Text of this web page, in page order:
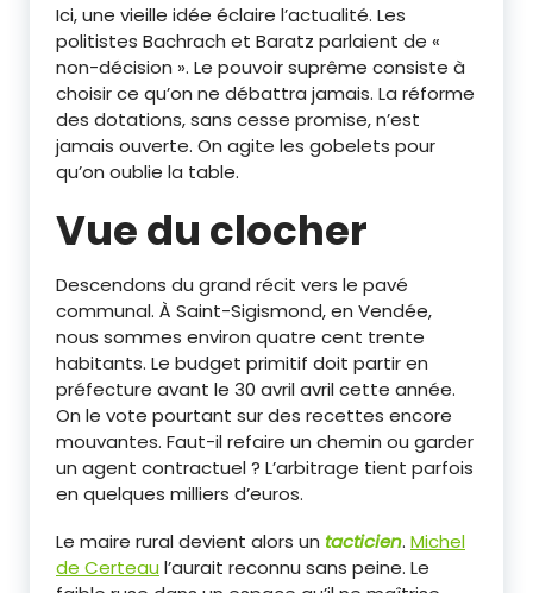
Ici, une vieille idée éclaire l’actualité. Les
politistes Bachrach et Baratz parlaient de «
non-décision ». Le pouvoir suprême consiste à
choisir ce qu’on ne débattra jamais. La réforme
des dotations, sans cesse promise, n’est
jamais ouverte. On agite les gobelets pour
qu’on oublie la table.
Vue du clocher
Descendons du grand récit vers le pavé
communal. À Saint-Sigismond, en Vendée,
nous sommes environ quatre cent trente
habitants. Le budget primitif doit partir en
préfecture avant le 30 avril avril cette année.
On le vote pourtant sur des recettes encore
mouvantes. Faut-il refaire un chemin ou garder
un agent contractuel ? L’arbitrage tient parfois
en quelques milliers d’euros.
Le maire rural devient alors un tacticien. Michel
de Certeau l’aurait reconnu sans peine. Le